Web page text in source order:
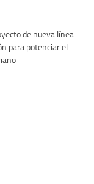
de nueva línea
para potenciar el